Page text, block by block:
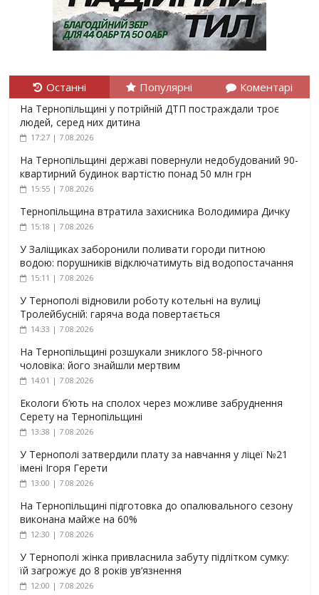
Останні Популярні Коментарі
На Тернопільщині у потрійній ДТП постраждали троє
людей, серед них дитина
17:27 | 7.08.2026
На Тернопільщині державі повернули недобудований 90-
квартирний будинок вартістю понад 50 млн грн
15:55 | 7.08.2026
Тернопільщина втратила захисника Володимира Дичку
15:18 | 7.08.2026
У Заліщиках заборонили поливати городи питною
водою: порушників відключатимуть від водопостачання
15:11 | 7.08.2026
У Тернополі відновили роботу котельні на вулиці
Тролейбусній: гаряча вода повертається
14:33 | 7.08.2026
На Тернопільщині розшукали зниклого 58-річного
чоловіка: його знайшли мертвим
14:01 | 7.08.2026
Екологи б’ють на сполох через можливе забруднення
Серету на Тернопільщині
13:38 | 7.08.2026
У Тернополі затвердили плату за навчання у ліцеї №21
імені Ігоря Герети
13:00 | 7.08.2026
На Тернопільщині підготовка до опалювального сезону
виконана майже на 60%
12:30 | 7.08.2026
У Тернополі жінка привласнила забуту підлітком сумку:
їй загрожує до 8 років ув’язнення
12:00 | 7.08.2026